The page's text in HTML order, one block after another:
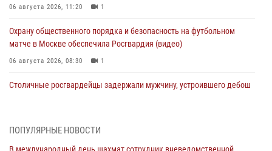
06 августа 2026, 11:20 1
Охрану общественного порядка и безопасность на футбольном
матче в Москве обеспечила Росгвардия (видео)
06 августа 2026, 08:30 1
Столичные росгвардейцы задержали мужчину, устроившего дебош
ПОПУЛЯРНЫЕ НОВОСТИ